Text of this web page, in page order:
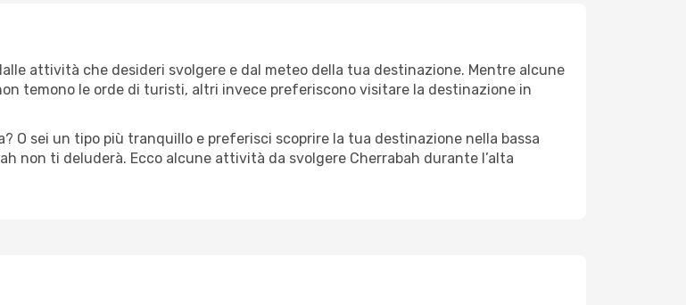
attività che desideri svolgere e dal meteo della tua destinazione. Mentre alcune
temono le orde di turisti, altri invece preferiscono visitare la destinazione in
sei un tipo più tranquillo e preferisci scoprire la tua destinazione nella bassa
non ti deluderà. Ecco alcune attività da svolgere Cherrabah durante l’alta